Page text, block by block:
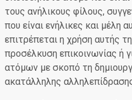
τους ανήλικους φίλους,
που είναι ενήλικες και μέλη
επιτρέπεται η χρήση αυτής
προσέλκυση επικοινωνίας ή
ατόμων με σκοπό τη
ακατάλληλης